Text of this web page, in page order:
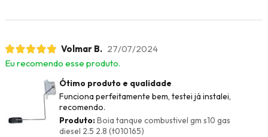
Volmar B. 27/07/2024
Eu recomendo esse produto.
Ótimo produto e qualidade
Funciona perfeitamente bem, testei já instalei,
recomendo.
Produto:Boia tanque combustivel gm s10 gas
diesel 2.5 2.8 (t010165)